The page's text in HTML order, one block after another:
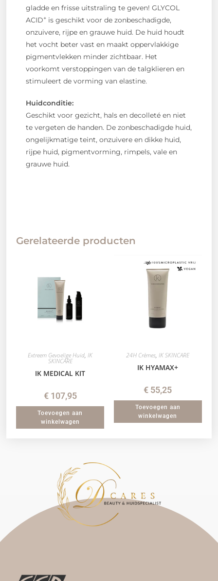
gladde en frisse uitstraling te geven! GLYCOL
ACID+ is geschikt voor de zonbeschadigde,
onzuivere, rijpe en grauwe huid. De huid houdt
het vocht beter vast en maakt oppervlakkige
pigmentvlekken minder zichtbaar. Het
voorkomt verstoppingen van de talgklieren en
stimuleert de vorming van elastine.
Huidconditie:
Geschikt voor gezicht, hals en decolleté en niet
te vergeten de handen. De zonbeschadigde huid,
ongelijkmatige teint, onzuivere en dikke huid,
rijpe huid, pigmentvorming, rimpels, vale en
grauwe huid.
Gerelateerde producten
Extreem Gevoelige Huid,IK
SKINCARE
IK MEDICAL KIT
€107,95
Toevoegen aan
winkelwagen
24H Crèmes,IK SKINCARE
IK HYAMAX+
€ 55,25
Toevoegen aan
winkelwagen